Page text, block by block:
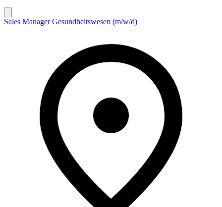
Sales Manager Gesundheitswesen (m/w/d)